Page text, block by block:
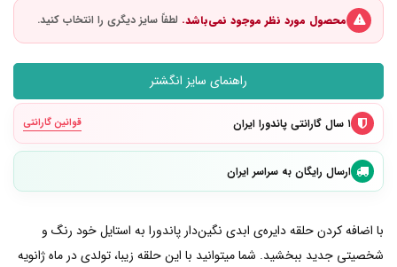
محصول مورد نظر موجود نمی‌باشد.
راهنمای سایز انگشتر
۱ سال گارانتی پاندورا ایران قوانین گارانتی
ارسال رایگان به سراسر ایران
با اضافه کردن حلقه دایره‌ی ابدی نگین‌دار پاندورا به استایل خود رنگ و
شخصیتی جدید ببخشید. شما میتوانید با این حلقه زیبا، تولدی در ماه ژانویه